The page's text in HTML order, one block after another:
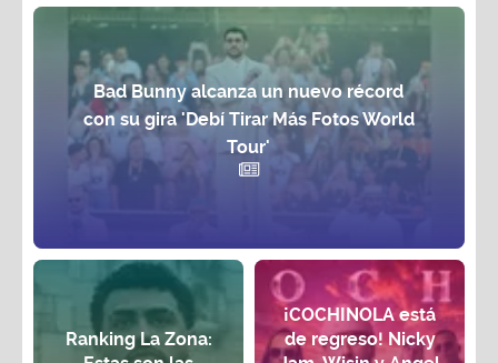
Bad Bunny alcanza un nuevo récord
con su gira 'Debí Tirar Más Fotos World
Tour'
Ranking La Zona:
¡COCHINOLA está
de regreso! Nicky